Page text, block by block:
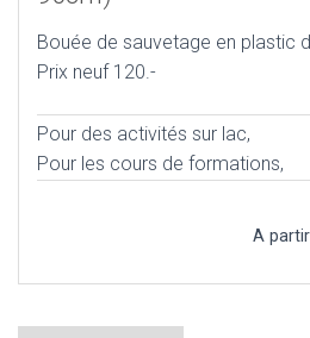
Bouée de sauvetage en plastic
Prix neuf 120.-
Pour des activités sur lac,
Pour les cours de formations,
A